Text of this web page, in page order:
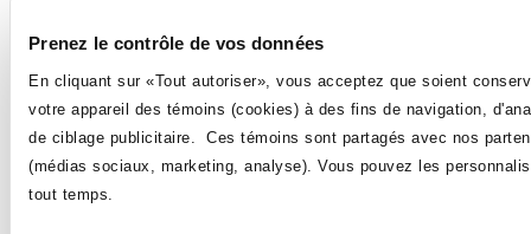
Prenez le contrôle de vos données
En cliquant sur «Tout autoriser», vous acceptez que soient
votre appareil des témoins (cookies) à des fins de navigation,
de ciblage publicitaire. Ces témoins sont partagés avec nos
(médias sociaux, marketing, analyse). Vous pouvez les
tout temps.
fenêtre
AJOUTER L'ÉVÉNEMENT AU
CALENDRIER OUTLOOK 365
LIEN
S'OUVRIRA
DANS
UNE
NOUVELLE